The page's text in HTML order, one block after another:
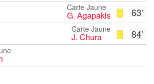
63'
Carte Jaune
G. Agapakis
84'
Carte Jaune
J. Chura